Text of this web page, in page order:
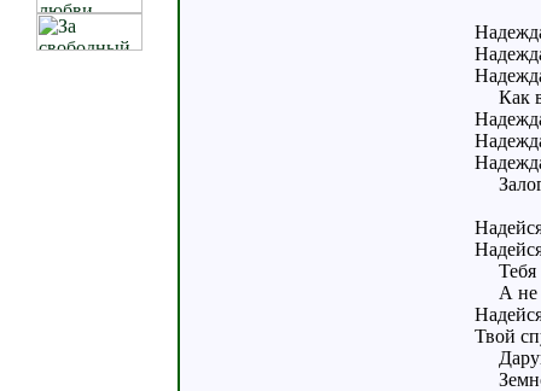
Как
Залог
Тебя
А не
Твой